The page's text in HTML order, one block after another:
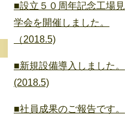
■設立５０周年記念工場見
学会を開催しました。
（2018.5)
■新規設備導入しました 。
(2018.5)
■社員成果のご報告です。